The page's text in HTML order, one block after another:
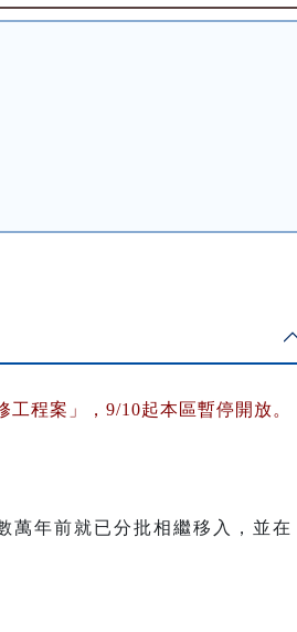
程案」， 9/10起本區暫停開放。
萬年前就已分批相繼移入，並在